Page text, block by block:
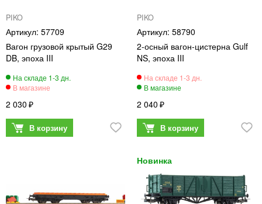
PIKO
57709
Вагон грузовой крытый G29
DB, эпоха III
2 030
PIKO
58790
2-осный вагон-цистерна Gulf
NS, эпоха III
2 040